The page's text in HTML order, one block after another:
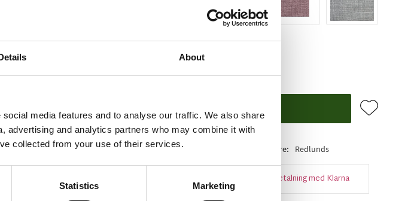
About
media features and to analyse our traffic. We also share
advertising and analytics partners who may combine it with
collected from your use of their services.
Statistics Marketing
m KÖP Lägg till i
Lagerstatus 18.5 m i lager Artikelnr Tillverkare Redlunds
Fri frakt över 995kr Snabba leveranser Enkel betalning med Klarna